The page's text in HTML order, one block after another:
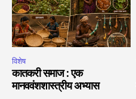
विशेष
कातकरी समाज : एक
मानववंशशास्त्रीय अभ्यास